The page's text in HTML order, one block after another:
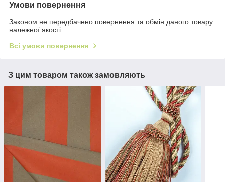
Умови повернення
Законом не передбачено повернення та обмін даного товару
належної якості
Всі умови повернення
З цим товаром також замовляють